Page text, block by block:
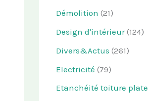
Démolition (21)
Design d'intérieur(124)
Divers&Actus (261)
Electricité (79)
Etanchéité toiture plate